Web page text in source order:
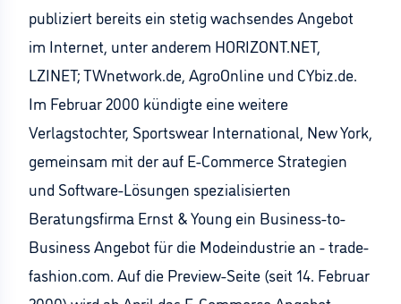
publiziert bereits ein stetig wachsendes Angebot
im Internet, unter anderem HORIZONT.NET,
LZINET; TWnetwork.de, AgroOnline und CYbiz.de.
Im Februar 2000 kündigte eine weitere
Verlagstochter, Sportswear International, New York,
gemeinsam mit der auf E-Commerce Strategien
und Software-Lösungen spezialisierten
Beratungsfirma Ernst & Young ein Business-to-
Business Angebot für die Modeindustrie an - trade-
fashion.com. Auf die Preview-Seite (seit 14. Februar